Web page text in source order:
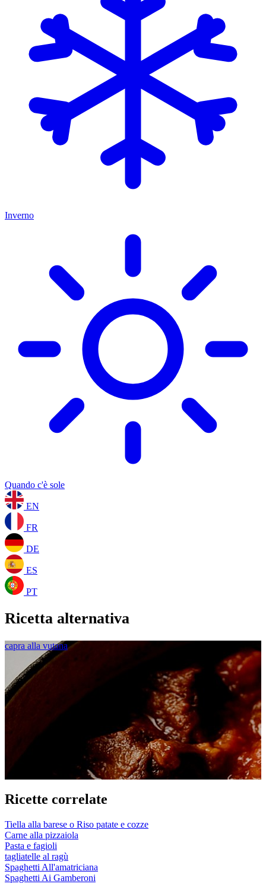
Inverno
Quando c'è sole
EN
FR
DE
ES
PT
Ricetta alternativa
capra alla vutana
Ricette correlate
Tiella alla barese o Riso patate e cozze
Carne alla pizzaiola
Pasta e fagioli
tagliatelle al ragù
Spaghetti All'amatriciana
Spaghetti Ai Gamberoni